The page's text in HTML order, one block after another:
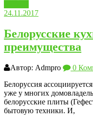
24.11.2017
Белорусские
преимущества
Автор: Admpro
0
Белоруссия
уже у многих
белорусские плиты
бытовую техники. И,